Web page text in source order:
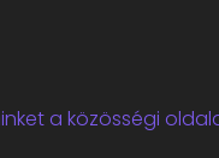
a közösségi